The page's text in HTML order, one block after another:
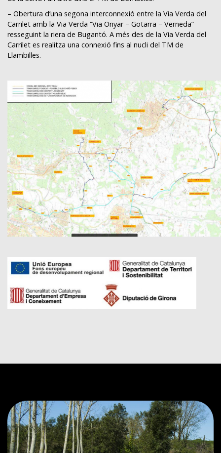
– Obertura d’una segona interconnexió entre la Via Verda del
Carrilet amb la Via Verda “Via Onyar – Gotarra – Verneda”
resseguint la riera de Bugantó. A més des de la Via Verda del
Carrilet es realitza una connexió fins al nucli del TM de
Llambilles.